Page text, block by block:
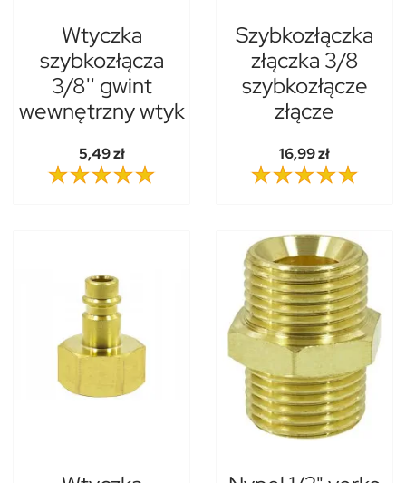
Wtyczka
szybkozłącza
3/8'' gwint
wewnętrzny wtyk
5,49 zł
Szybkozłączka
złączka 3/8
szybkozłącze
złącze
16,99 zł